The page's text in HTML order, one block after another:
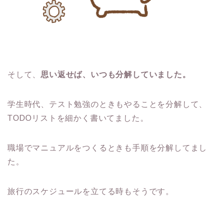
そして、 思い返せば、いつも分解していました。
学生時代、テスト勉強のときもやることを分解して、
TODOリストを細かく書いてました。
職場でマニュアルをつくるときも手順を分解してまし
た。
旅行のスケジュールを立てる時もそうです。